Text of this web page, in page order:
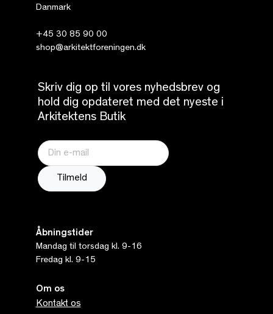
Danmark
+45 30 85 90 00
shop@arkitektforeningen.dk
Skriv dig op til vores nyhedsbrev og
hold dig opdateret med det nyeste i
Arkitektens Butik
Åbningstider
Mandag til torsdag kl. 9-16
Fredag kl. 9-15
Om os
Kontakt os